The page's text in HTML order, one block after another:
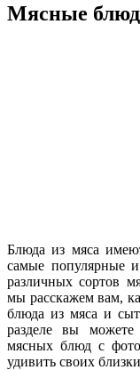
Мясные
Блюда из мяса
самые популярные
различных сортов
мы расскажем вам,
блюда из мяса и
разделе вы можете
мясных блюд с
удивить своих